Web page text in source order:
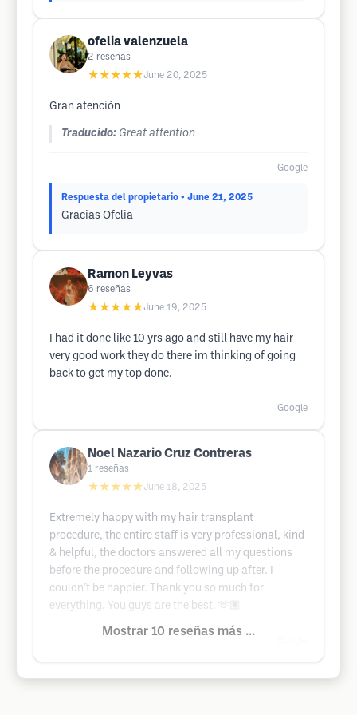
ofelia valenzuela
2 reseñas
★★★★★June 20, 2025
Gran atención
Traducido: Great attention
Google
Respuesta del propietario • June 21, 2025
Gracias Ofelia
Ramon Leyvas
6 reseñas
★★★★★June 19, 2025
I had it done like 10 yrs ago and still have my hair
very good work they do there im thinking of going
back to get my top done.
Google
Noel Nazario Cruz Contreras
1 reseñas
★★★★★June 18, 2025
Extremely happy with my hair transplant
procedure, the entire staff is very professional, kind
& helpful, the doctors answered all my questions
before the procedure and following up after. I
couldn’t be happier. Thank you so much for
everything. You guys are the best. 🫶🏽
Mostrar 10 reseñas más ...